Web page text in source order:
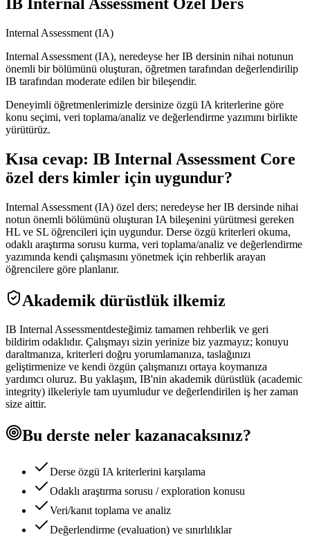
Internal Assessment (IA)
Internal Assessment (IA), neredeyse her IB dersinin nihai notunun
önemli bir bölümünü oluşturan, öğretmen tarafından değerlendirilip
IB tarafından moderate edilen bir bileşendir.
Deneyimli öğretmenlerimizle dersinize özgü IA kriterlerine göre
konu seçimi, veri toplama/analiz ve değerlendirme yazımını birlikte
yürütürüz.
Kısa cevap: IB Internal Assessment Core
özel ders kimler için uygundur?
Internal Assessment (IA) özel ders; neredeyse her IB dersinde nihai
notun önemli bölümünü oluşturan IA bileşenini yürütmesi gereken
HL ve SL öğrencileri için uygundur. Derse özgü kriterleri okuma,
odaklı araştırma sorusu kurma, veri toplama/analiz ve değerlendirme
yazımında kendi çalışmasını yönetmek için rehberlik arayan
öğrencilere göre planlanır.
Akademik dürüstlük ilkemiz
IB Internal Assessmentdesteğimiz tamamen rehberlik ve geri
bildirim odaklıdır. Çalışmayı sizin yerinize biz yazmayız; konuyu
daraltmanıza, kriterleri doğru yorumlamanıza, taslağınızı
geliştirmenize ve kendi özgün çalışmanızı ortaya koymanıza
yardımcı oluruz. Bu yaklaşım, IB'nin akademik dürüstlük (academic
integrity) ilkeleriyle tam uyumludur ve değerlendirilen iş her zaman
size aittir.
Bu derste neler kazanacaksınız?
Derse özgü IA kriterlerini karşılama
Odaklı araştırma sorusu / exploration konusu
Veri/kanıt toplama ve analiz
Değerlendirme (evaluation) ve sınırlılıklar